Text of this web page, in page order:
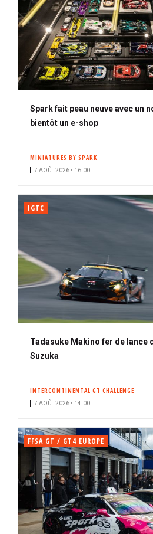
Spark fait peau neuve avec un
bientôt un e-shop
MINIATURES BY SPARK
7 AOÛ. 2026 • 16:00
IGTC
Tadasuke Makino fer de lance
Suzuka
INTERCONTINENTAL GT CHALLENGE
7 AOÛ. 2026 • 14:00
FFSA GT / GT4 EUROPE